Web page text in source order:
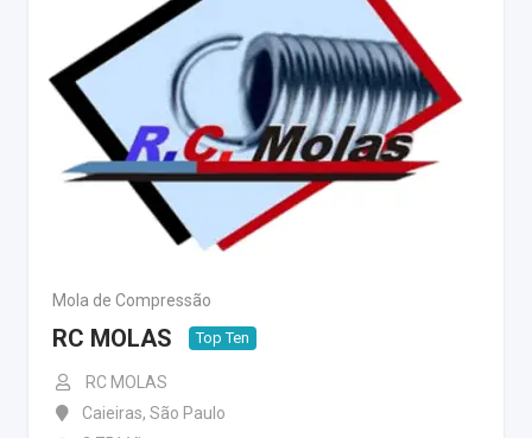
Mola de Compressão
RC MOLAS Top Ten
RC MOLAS
Caieiras, São Paulo